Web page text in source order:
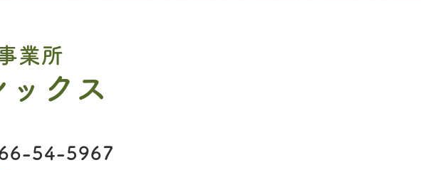
業所
クス
54-5967